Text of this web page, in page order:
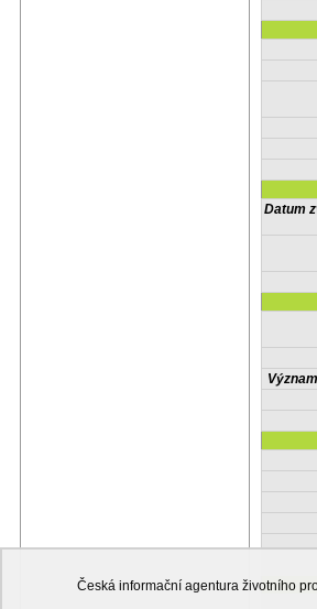
Datum
Česká informační agentura životního